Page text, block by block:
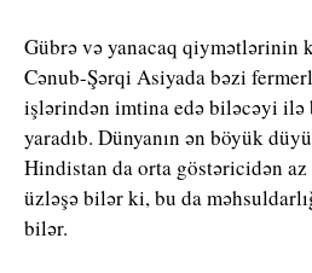
Gübrə və yanacaq qiymətlərinin
Cənub-Şərqi Asiyada bəzi
işlərindən imtina edə biləcəyi ilə
yaradıb. Dünyanın ən böyük
Hindistan da orta göstəricidən az
üzləşə bilər ki, bu da
bilər.